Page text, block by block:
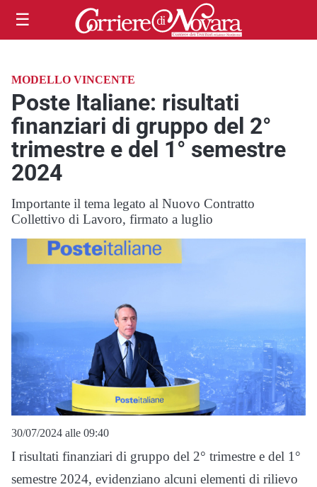
☰
MODELLO VINCENTE
Poste Italiane: risultati
finanziari di gruppo del 2°
trimestre e del 1° semestre
2024
Importante il tema legato al Nuovo Contratto
Collettivo di Lavoro, firmato a luglio
30/07/2024 alle 09:40
I risultati finanziari di gruppo del 2° trimestre e del 1°
semestre 2024, evidenziano alcuni elementi di rilievo